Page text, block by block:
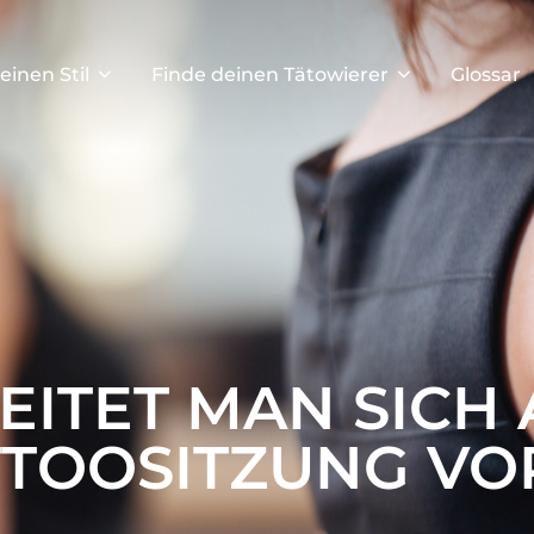
Stil Finde deinen Tätowierer Glossar
MAN SICH